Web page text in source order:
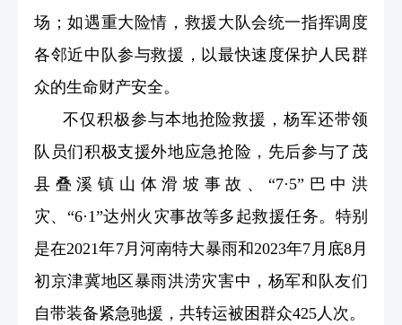
场；如遇重大险情，救援大队会统一指挥调度
各邻近中队参与救援，以最快速度保护人民群
众的生命财产安全。
不仅积极参与本地抢险救援，杨军还带领
队员们积极支援外地应急抢险，先后参与了茂
县叠溪镇山体滑坡事故、“7·5”巴中洪
灾、“6·1”达州火灾事故等多起救援任务。特别
是在2021年7月河南特大暴雨和2023年7月底8月
初京津冀地区暴雨洪涝灾害中，杨军和队友们
自带装备紧急驰援，共转运被困群众425人次。